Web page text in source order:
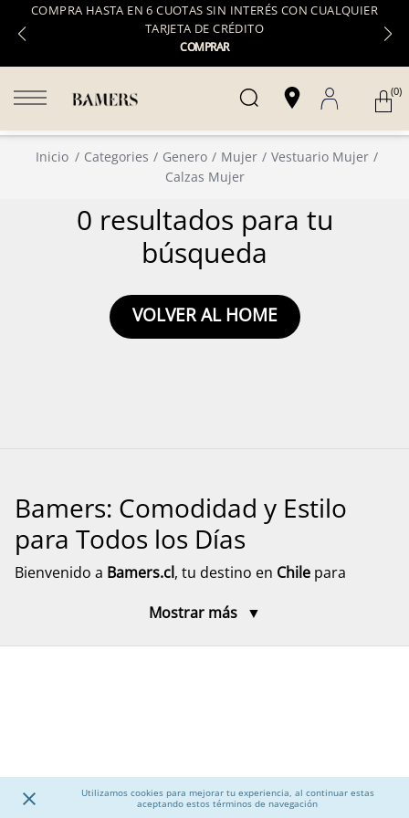
COMPRA HASTA EN 6 CUOTAS SIN INTERÉS CON CUALQUIER
TARJETA DE CRÉDITO
COMPRAR
Utilizamos cookies para mejorar tu experiencia, al continuar estas
aceptando estos términos de navegación
(0)
Inicio Categories Genero Mujer
Vestuario Mujer
Calzas Mujer
0 resultados para tu
búsqueda
VOLVER AL HOME
Bamers: Comodidad y Estilo
para Todos los Días
Bienvenido a Bamers.cl, tu destino en Chile para
toda la familia. Aquí encontrarás modelos pensados
Calzado para Mujer
Mostrar más